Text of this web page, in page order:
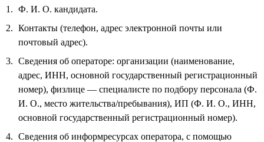
Ф. И. О. кандидата.
Контакты (телефон, адрес электронной почты или
почтовый адрес).
Сведения об операторе: организации (наименование,
адрес, ИНН, основной государственный регистрационный
номер), физлице — специалисте по подбору персонала (Ф.
И. О., место жительства/пребывания), ИП (Ф. И. О., ИНН,
основной государственный регистрационный номер).
Сведения об информресурсах оператора, с помощью